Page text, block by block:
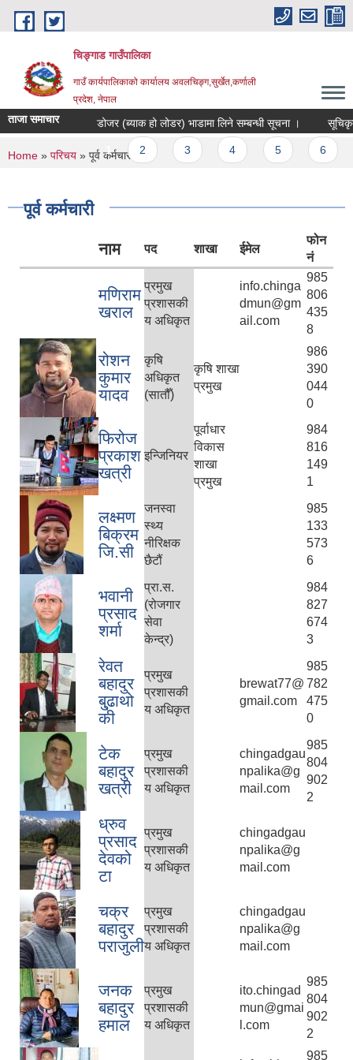
Skip to main content
चिङ्गाड गाउँपालिका
गाउँ कार्यपालिकाको कार्यालय अवलचिङ्ग,सुर्खेत,कर्णाली
प्रदेश, नेपाल
ताजा समाचार डोजर (ब्याक हो लोडर) भाडामा लिने सम्बन्धी सूचना । सूचिकृत हुने
Pages
2
You are here
Home » परिचय » पूर्व कर्मचारी
पूर्व कर्मचारी
नाम पद शाखा ईमेल
फोन
नं
मणिराम
खराल
प्रमुख
प्रशासकी
य अधिकृत
info.chinga
dmun@gm
ail.com
985
806
435
8
रोशन
कुमार
यादव
कृषि
अधिकृत
(सातौँ)
कृषि शाखा
प्रमुख
986
390
044
0
फिरोज
प्रकाश
खत्री
इन्जिनियर
पूर्वाधार
विकास
शाखा
प्रमुख
984
816
149
1
लक्ष्मण
बिक्रम
जि.सी
जनस्वा
स्थ्य
नीरिक्षक
छैटौं
985
133
573
6
भवानी
प्रसाद
शर्मा
प्रा.स.
(रोजगार
सेवा
केन्द्र)
984
827
674
3
रेवत
बहादुर
बु्ढाथो
की
प्रमुख
प्रशासकी
य अधिकृत
brewat77@
gmail.com
985
782
475
0
टेक
बहादुर
खत्री
प्रमुख
प्रशासकी
य अधिकृत
chingadgau
npalika@g
mail.com
985
804
902
2
ध्रुव
प्रसाद
देवको
टा
प्रमुख
प्रशासकी
य अधिकृत
chingadgau
npalika@g
mail.com
चक्र
बहादुर
पराजुली
प्रमुख
प्रशासकी
य अधिकृत
chingadgau
npalika@g
mail.com
जनक
बहादुर
हमाल
प्रमुख
प्रशासकी
य अधिकृत
ito.chingad
mun@gmai
l.com
985
804
902
2
985